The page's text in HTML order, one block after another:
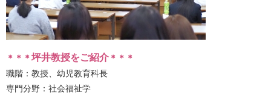
＊＊＊坪井教授をご紹介 ＊＊＊
職階：教授、幼児教育科長
専門分野：社会福祉学